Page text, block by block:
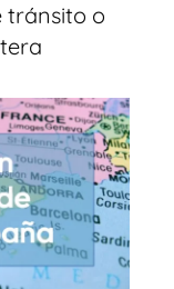
tránsito o